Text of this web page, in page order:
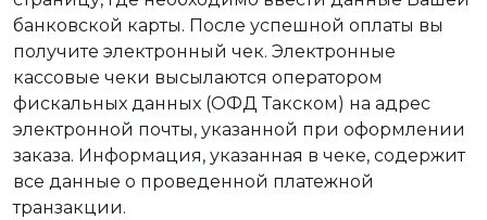
банковской карты. После успешной оплаты вы
получите электронный чек. Электронные
кассовые чеки высылаются оператором
фискальных данных (ОФД Такском) на адрес
электронной почты, указанной при оформлении
заказа. Информация, указанная в чеке, содержит
все данные о проведенной платежной
транзакции.